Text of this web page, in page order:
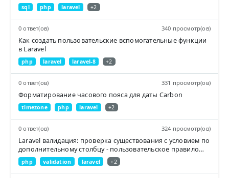
sql php laravel +2
0 ответ(ов) 340 просмотр(ов)
Как создать пользовательские вспомогательные функции
в Laravel
php laravel laravel-8 +2
0 ответ(ов) 331 просмотр(ов)
Форматирование часового пояса для даты Carbon
timezone php laravel +2
0 ответ(ов) 324 просмотр(ов)
Laravel валидация: проверка существования с условием по
дополнительному столбцу - пользовательское правило
валидации
php validation laravel +2